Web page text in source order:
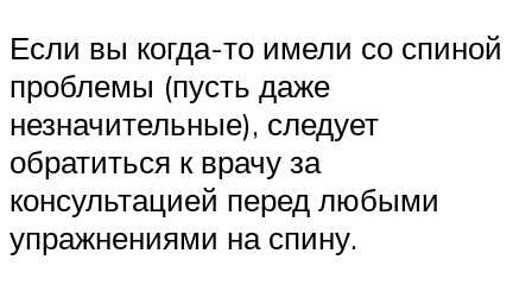
Если вы когда-то имели со спиной
проблемы (пусть даже
незначительные), следует
обратиться к врачу за
консультацией перед любыми
упражнениями на спину.